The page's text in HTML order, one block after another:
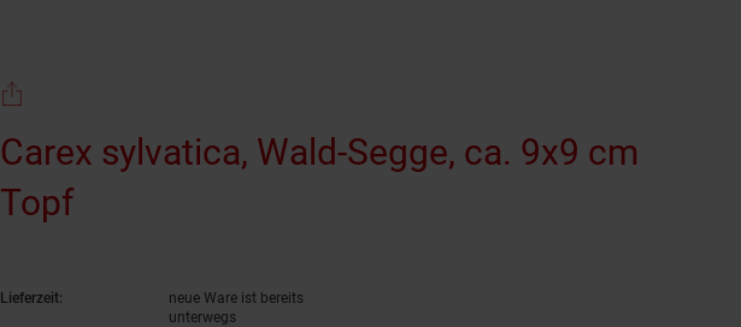
Carex sylvatica, Wald-Segge, ca. 9x9 cm
Topf(Produkt aktuell ausverkauft)
Lieferzeit:
neue Ware ist bereits
unterwegs